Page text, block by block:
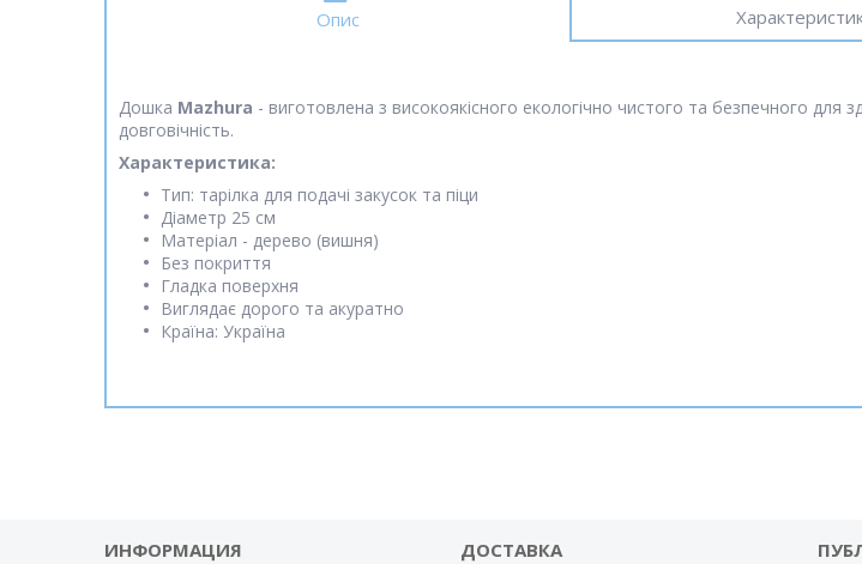
Опис
Дошка Mazhura - виготовлена ​​з високоякісного екологічно чистого та безпечного для
довговічність.
Характеристика:
Тип: тарілка для подачі закусок та піци
Діаметр 25 см
Матеріал - дерево (вишня)
Без покриття
Гладка поверхня
Виглядає дорого та акуратно
Країна: Україна
ИНФОРМАЦИЯ ДОСТАВКА